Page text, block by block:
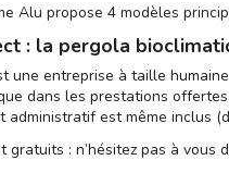
Alu propose 4 modèles
: la pergola
une entreprise à taille
dans les prestations
administratif est même inclus
gratuits : n’hésitez pas à